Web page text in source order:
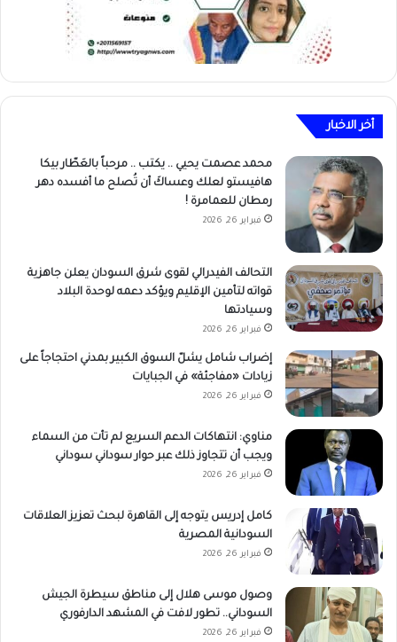
أخر الاخبار
محمد عصمت يحيي .. يكتب .. مرحباً بالعَطّار بيكا
هافيستو لعلك وعساكَ أن تُصلح ما أفسده دهر
رمطان للعمامرة !
فبراير 26, 2026
التحالف الفيدرالي لقوى شرق السودان يعلن جاهزية
قواته لتأمين الإقليم ويؤكد دعمه لوحدة البلاد
وسيادتها
فبراير 26, 2026
إضراب شامل يشلّ السوق الكبير بمدني احتجاجاً على
زيادات «مفاجئة» في الجبايات
فبراير 26, 2026
مناوي: انتهاكات الدعم السريع لم تأت من السماء
ويجب أن تتجاوز ذلك عبر حوار سوداني سوداني
فبراير 26, 2026
كامل إدريس يتوجه إلى القاهرة لبحث تعزيز العلاقات
السودانية المصرية
فبراير 26, 2026
وصول موسى هلال إلى مناطق سيطرة الجيش
السوداني.. تطور لافت في المشهد الدارفوري
فبراير 26, 2026